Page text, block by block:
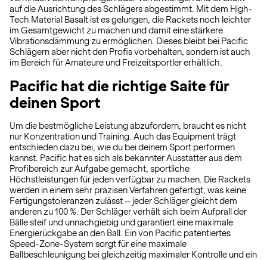
auf die Ausrichtung des Schlägers abgestimmt. Mit dem High-
Tech Material Basalt ist es gelungen, die Rackets noch leichter
im Gesamtgewicht zu machen und damit eine stärkere
Vibrationsdämmung zu ermöglichen. Dieses bleibt bei Pacific
Schlägern aber nicht den Profis vorbehalten, sondern ist auch
im Bereich für Amateure und Freizeitsportler erhältlich.
Pacific hat die richtige Saite für
deinen Sport
Um die bestmögliche Leistung abzufordern, braucht es nicht
nur Konzentration und Training. Auch das Equipment trägt
entschieden dazu bei, wie du bei deinem Sport performen
kannst. Pacific hat es sich als bekannter Ausstatter aus dem
Profibereich zur Aufgabe gemacht, sportliche
Höchstleistungen für jeden verfügbar zu machen. Die Rackets
werden in einem sehr präzisen Verfahren gefertigt, was keine
Fertigungstoleranzen zulässt – jeder Schläger gleicht dem
anderen zu 100 %. Der Schläger verhält sich beim Aufprall der
Bälle steif und unnachgiebig und garantiert eine maximale
Energierückgabe an den Ball. Ein von Pacific patentiertes
Speed-Zone-System sorgt für eine maximale
Ballbeschleunigung bei gleichzeitig maximaler Kontrolle und ein